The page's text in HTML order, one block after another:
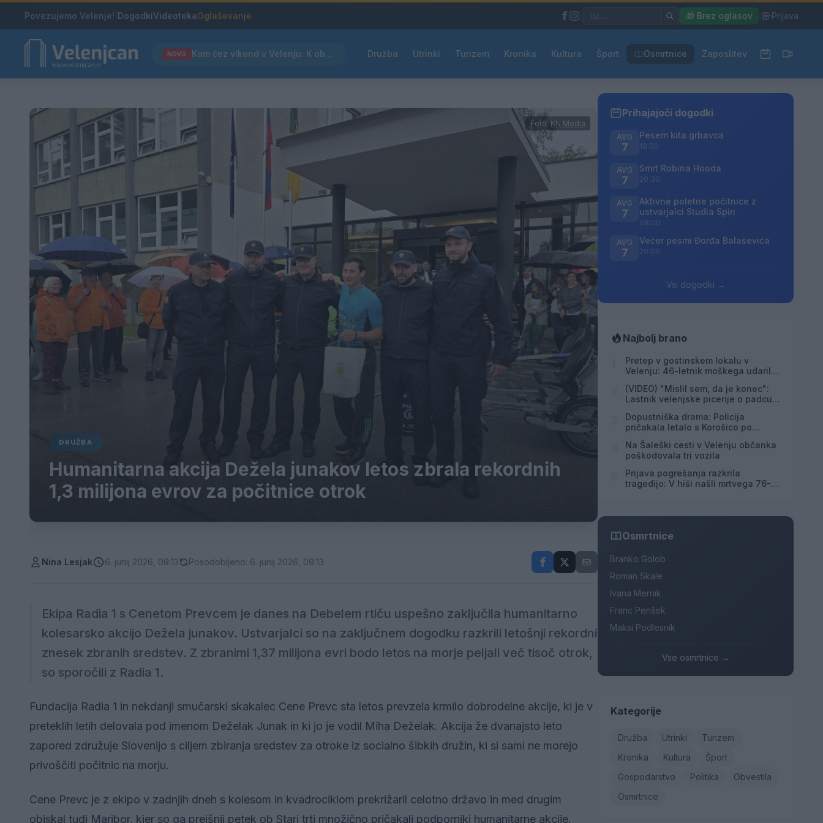
Povezujemo Velenje! DogodkiVideotekaOglaševanje 🎁 Brez oglasov Prijava
NOVO Kam čez vikend v Velenju: K obisku vabi Poletni bolšji sejem Družba Utrinki Turizem Kronika Kultura Šport Osmrtnice Zaposlitev
Foto: KN Media
DRUŽBA
Humanitarna akcija Dežela junakov letos zbrala rekordnih
1,3 milijona evrov za počitnice otrok
Nina Lesjak 6. junij 2026, 09:13 Posodobljeno: 6. junij 2026, 09:13
Ekipa Radia 1 s Cenetom Prevcem je danes na Debelem rtiču uspešno zaključila humanitarno
kolesarsko akcijo Dežela junakov. Ustvarjalci so na zaključnem dogodku razkrili letošnji rekordni
znesek zbranih sredstev. Z zbranimi 1,37 milijona evri bodo letos na morje peljali več tisoč otrok,
so sporočili z Radia 1.
Fundacija Radia 1 in nekdanji smučarski skakalec Cene Prevc sta letos prevzela krmilo dobrodelne akcije, ki je v
preteklih letih delovala pod imenom Deželak Junak in ki jo je vodil Miha Deželak. Akcija že dvanajsto leto
zapored združuje Slovenijo s ciljem zbiranja sredstev za otroke iz socialno šibkih družin, ki si sami ne morejo
privoščiti počitnic na morju.
Cene Prevc je z ekipo v zadnjih dneh s kolesom in kvadrociklom prekrižaril celotno državo in med drugim
obiskal tudi Maribor, kjer so ga prejšnji petek ob Stari trti množično pričakali podporniki humanitarne akcije.
Prihajajoči dogodki
AVG
7
Pesem kita grbavca
18:00
AVG
7
Smrt Robina Hooda
20:30
AVG
7
Aktivne poletne počitnice z
ustvarjalci Studia Spin
08:00
AVG
7
Večer pesmi Đorđa Balaševića
20:00
Vsi dogodki →
Najbolj brano
Pretep v gostinskem lokalu v
Velenju: 46-letnik moškega udaril s
(VIDEO) "Mislil sem, da je konec":
Lastnik velenjske picerije o padcu s
Dopustniška drama: Policija
pričakala letalo s Korošico po
Na Šaleški cesti v Velenju občanka
poškodovala tri vozila
Prijava pogrešanja razkrila
tragedijo: V hiši našli mrtvega 76-
Osmrtnice
Branko Golob
Roman Skale
Ivana Mernik
Franc Penšek
Maksi Podlesnik
Vse osmrtnice →
Kategorije
Družba Utrinki
Turizem
Kronika
Kultura
Šport
Gospodarstvo
Politika
Obvestila
Osmrtnice